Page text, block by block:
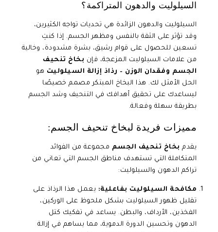
السيلوليت والدهون المتراكمة؟
السيلوليت والدهون الزائدة هي تحديات تواجه الكثيرين،
وقد تؤثر على الثقة بالنفس ومظهر الجسم. إذا كنتِ
تسعين للحصول على قوام رشيق، بشرة مشدودة، وخالية
من علامات السيلوليت المزعجة، فإن بخاخ تنحيف
الجسم وفقدان الوزن – رذاذ إزالة السيلوليت هو
الحل الأمثل لك. هذا البخاخ المبتكر مصمم خصيصًا
ليساعدك على تحقيق أهدافك في التنحيف وشد الجسم
بطريقة سهلة وفعالة.
مميزات فريدة لبخاخ تنحيف الجسم:
يقدم بخاخ تنحيف الجسم مجموعة من الفوائد
المتكاملة التي تستهدف مناطق الجسم التي تعاني من
تراكم الدهون والسيلوليت:
مكافحة السيلوليت بفاعلية: يعمل هذا الرذاذ على
تقليل ظهور السيلوليت بشكل ملحوظ على الوركين،
الفخذين، الأرداف، والبطن. يساعد في تفكيك كتل
الدهون وتحسين الدورة الدموية، مما يساهم في إزالة